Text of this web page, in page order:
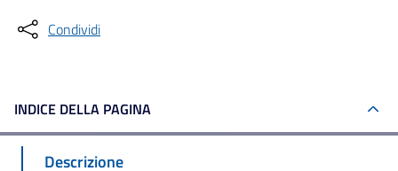
Condividi
INDICE DELLA PAGINA
Descrizione